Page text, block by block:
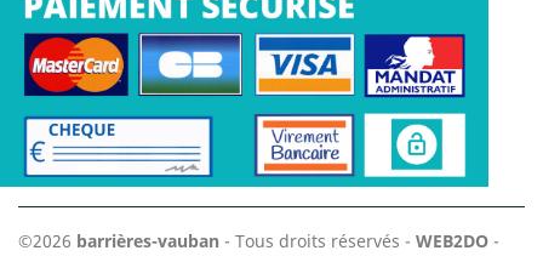
©2026 barrières-vauban - Tous droits réservés - WEB2DO -